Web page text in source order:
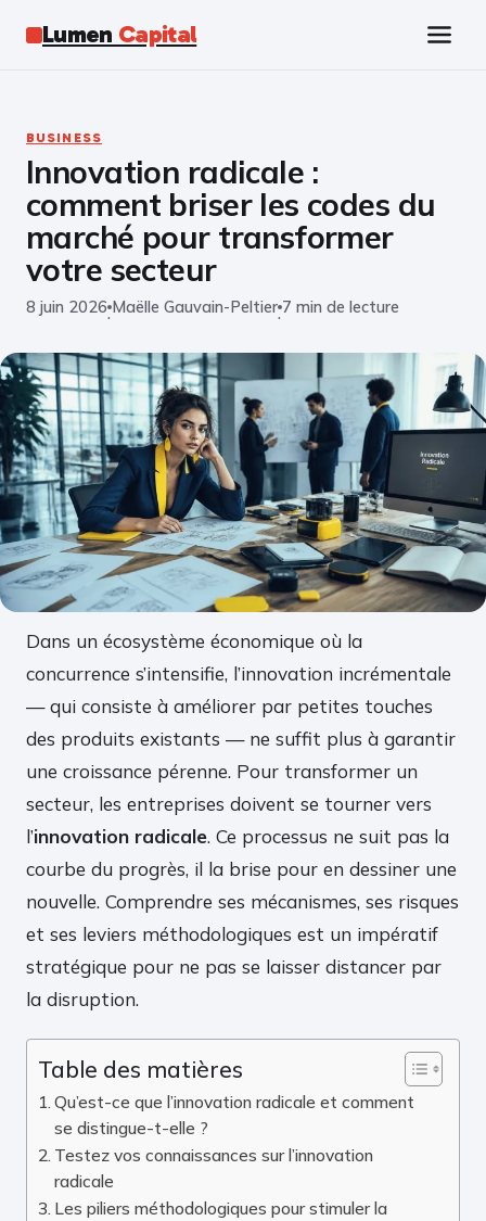
Lumen Capital
Business
Marketing
Emploi
BUSINESS
Innovation radicale :
comment briser les codes du
marché pour transformer
votre secteur
8 juin 2026
·
Maëlle Gauvain-Peltier
·
7 min de lecture
Dans un écosystème économique où la
concurrence s’intensifie, l’innovation incrémentale
— qui consiste à améliorer par petites touches
des produits existants — ne suffit plus à garantir
une croissance pérenne. Pour transformer un
secteur, les entreprises doivent se tourner vers
l’innovation radicale. Ce processus ne suit pas la
courbe du progrès, il la brise pour en dessiner une
nouvelle. Comprendre ses mécanismes, ses risques
et ses leviers méthodologiques est un impératif
stratégique pour ne pas se laisser distancer par
la disruption.
Table des matières
Qu’est-ce que l’innovation radicale et comment
se distingue-t-elle ?
Testez vos connaissances sur l’innovation
radicale
Les piliers méthodologiques pour stimuler la